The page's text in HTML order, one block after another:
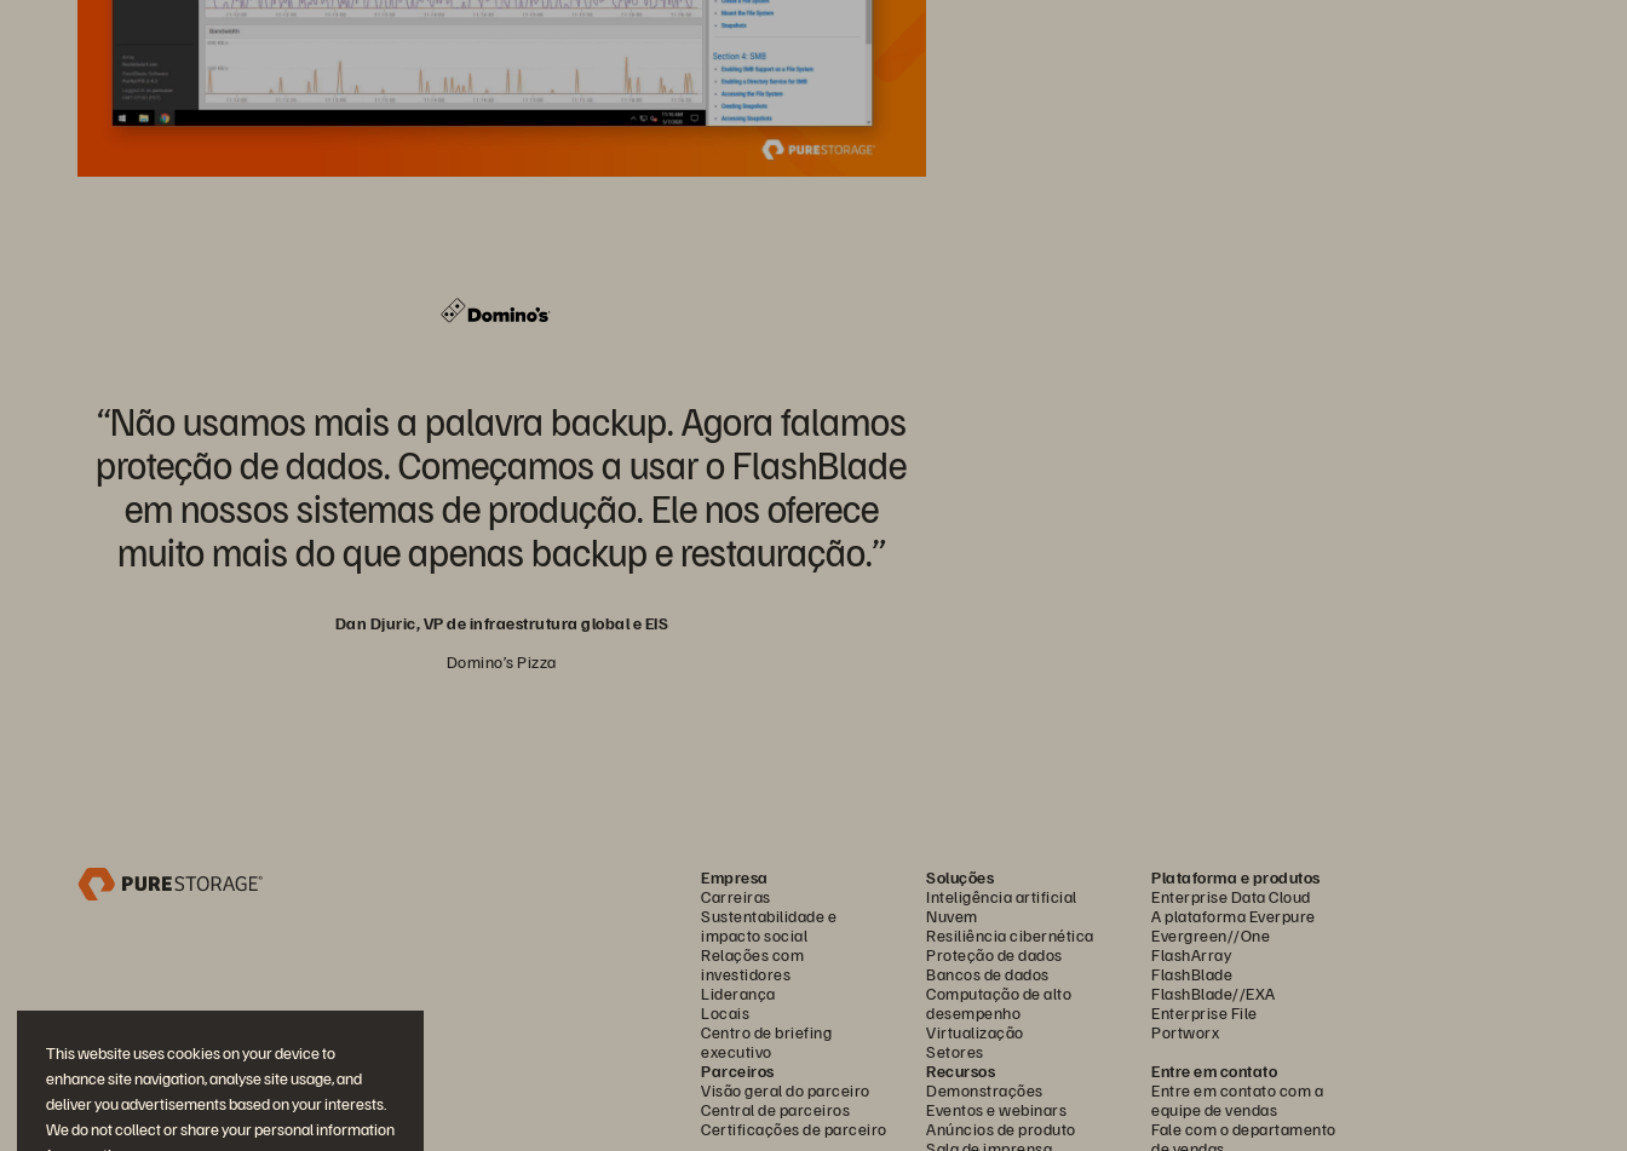
This website uses cookies on your device to
enhance site navigation, analyse site usage, and
deliver you advertisements based on your interests.
We do not collect or share your personal information
“Não usamos mais a palavra backup. Agora falamos
proteção de dados. Começamos a usar o FlashBlade
em nossos sistemas de produção. Ele nos oferece
muito mais do que apenas backup e restauração.”
Dan Djuric, VP de infraestrutura global e EIS
Domino’s Pizza
Empresa
Carreiras
Sustentabilidade e
impacto social
Relações com
investidores
Liderança
Locais
Centro de briefing
executivo
Soluções
Inteligência artificial
Nuvem
Resiliência cibernética
Proteção de dados
Bancos de dados
Computação de alto
desempenho
Virtualização
Setores
Plataforma e produtos
Enterprise Data Cloud
A plataforma Everpure
Evergreen//One
FlashArray
FlashBlade
FlashBlade//EXA
Enterprise File
Portworx
Parceiros
Visão geral do parceiro
Central de parceiros
Certificações de parceiro
Recursos
Demonstrações
Eventos e webinars
Anúncios de produto
Entre em contato
Entre em contato com a
equipe de vendas
Fale com o departamento